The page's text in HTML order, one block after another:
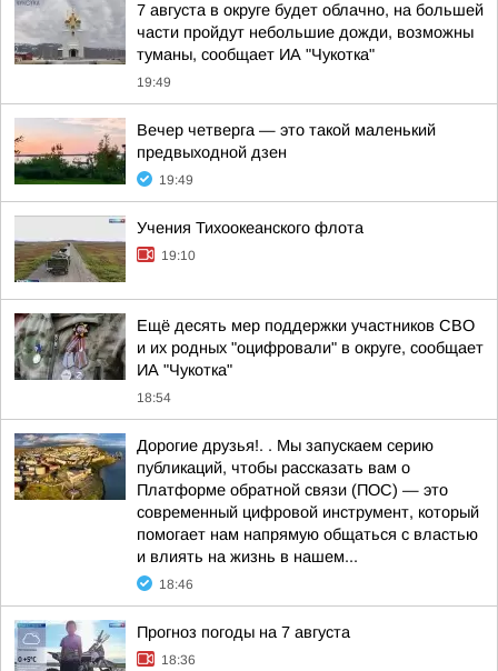
7 августа в округе будет облачно, на большей
части пройдут небольшие дожди, возможны
туманы, сообщает ИА "Чукотка"
19:49
Вечер четверга — это такой маленький
предвыходной дзен
19:49
Учения Тихоокеанского флота
19:10
Ещё десять мер поддержки участников СВО
и их родных "оцифровали" в округе, сообщает
ИА "Чукотка"
18:54
Дорогие друзья!. . Мы запускаем серию
публикаций, чтобы рассказать вам о
Платформе обратной связи (ПОС) — это
современный цифровой инструмент, который
помогает нам напрямую общаться с властью
и влиять на жизнь в нашем...
18:46
Прогноз погоды на 7 августа
18:36